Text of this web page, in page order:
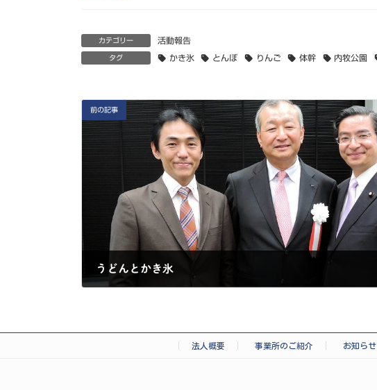
カテゴリー 活動報告
タグ かき氷 とんぼ りんご 体幹 内牧公園
前の記事
うどんとかき氷
法人概要 事業所のご紹介 お知らせ